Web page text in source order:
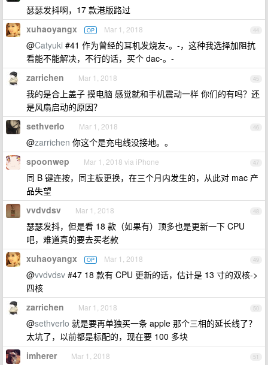
瑟瑟发抖啊，17 款港版路过
44
xuhaoyangx OP Mar 1, 2018
@Catyuki #41 作为曾经的耳机发烧友-。-，这种我选择加阻抗
看能不能解决，不行的话，买个 dac-。-
45
zarrichen Mar 1, 2018
我的是合上盖子 摸电脑 感觉就和手机震动一样 你们的有吗？还
是风扇启动的原因？
46
sethverlo Mar 1, 2018
@zarrichen 你这个是充电线没接地。。
47
spoonwep Mar 1, 2018 via iPhone
同 B 键连按，同主板更换，在三个月内发生的，从此对 mac 产
品失望
48
vvdvdsv Mar 1, 2018
瑟瑟发抖，但是看 18 款（如果有）顶多也是更新一下 CPU
吧，难道真的要去买老款
49
xuhaoyangx OP Mar 1, 2018
@vvdvdsv #47 18 款有 CPU 更新的话，估计是 13 寸的双核->
四核
50
zarrichen Mar 1, 2018
@sethverlo 就是要再单独买一条 apple 那个三相的延长线了？
太坑了，以前都是标配的，现在要 100 多块
51
imherer Mar 1, 2018